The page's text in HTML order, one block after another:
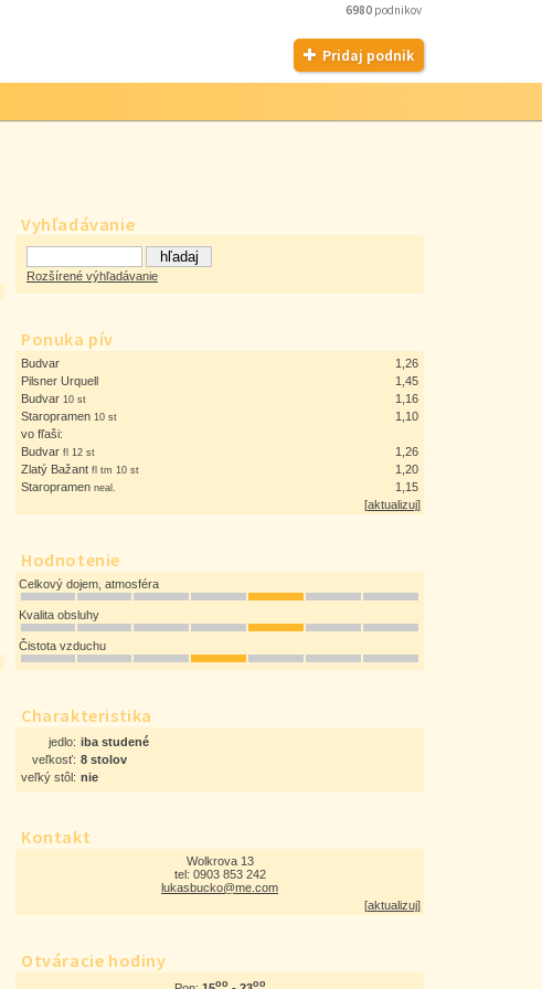
6980 podnikov
Pridaj podnik
Vyhľadávanie
Rozšírené výhľadávanie
Ponuka pív
Budvar
1,26
Pilsner Urquell
1,45
Budvar 10 st
1,16
Staropramen 10 st
1,10
vo fľaši:
Budvar fl 12 st
1,26
Zlatý Bažant fl tm 10 st
1,20
Staropramen neal.
1,15
[aktualizuj]
Hodnotenie
Celkový dojem, atmosféra
Kvalita obsluhy
Čistota vzduchu
Charakteristika
jedlo: iba studené
veľkosť: 8 stolov
veľký stôl: nie
Kontakt
Wolkrova 13
tel: 0903 853 242
lukasbucko@me.com
[aktualizuj]
Otváracie hodiny
oo oo